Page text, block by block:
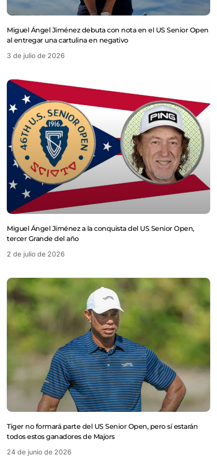
Miguel Ángel Jiménez debuta con nota en el US Senior Open
al entregar una cartulina en negativo
3 de julio de 2026
Miguel Ángel Jiménez a la conquista del US Senior Open,
tercer Grande del año
2 de julio de 2026
Tiger no formará parte del US Senior Open, pero sí estarán
todos estos ganadores de Majors
24 de junio de 2026